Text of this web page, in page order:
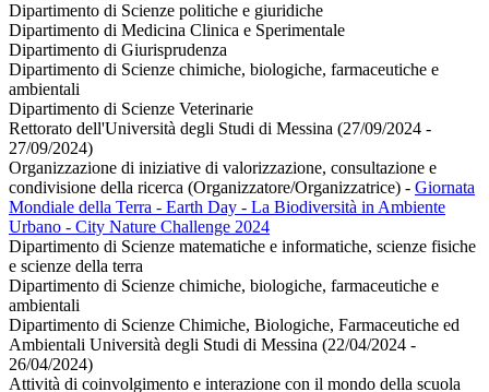
Dipartimento di Scienze politiche e giuridiche
Dipartimento di Medicina Clinica e Sperimentale
Dipartimento di Giurisprudenza
Dipartimento di Scienze chimiche, biologiche, farmaceutiche e
ambientali
Dipartimento di Scienze Veterinarie
Rettorato dell'Università degli Studi di Messina (27/09/2024 -
27/09/2024)
Organizzazione di iniziative di valorizzazione, consultazione e
condivisione della ricerca (Organizzatore/Organizzatrice) - Giornata
Mondiale della Terra - Earth Day - La Biodiversità in Ambiente
Urbano - City Nature Challenge 2024
Dipartimento di Scienze matematiche e informatiche, scienze fisiche
e scienze della terra
Dipartimento di Scienze chimiche, biologiche, farmaceutiche e
ambientali
Dipartimento di Scienze Chimiche, Biologiche, Farmaceutiche ed
Ambientali Università degli Studi di Messina (22/04/2024 -
26/04/2024)
Attività di coinvolgimento e interazione con il mondo della scuola